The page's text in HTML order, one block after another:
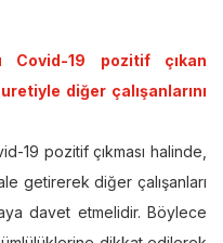
Covid-19 pozitif çıkan
diğer çalışanlarını
19 pozitif çıkması halinde,
getirerek diğer çalışanları
davet etmelidir. Böylece